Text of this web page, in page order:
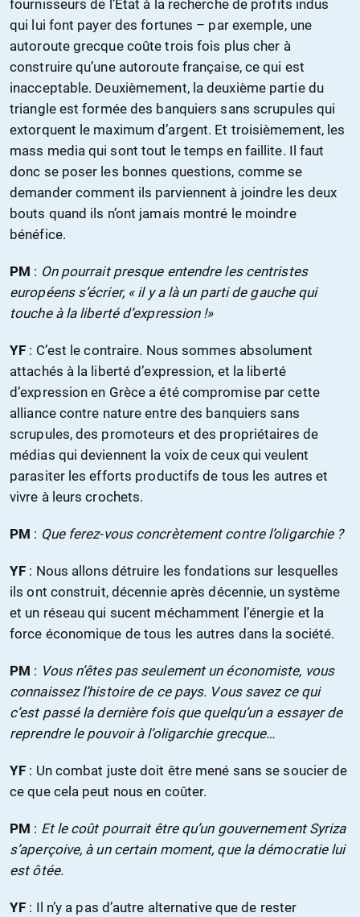
fournisseurs de l’Etat à la recherche de profits indus
qui lui font payer des fortunes – par exemple, une
autoroute grecque coûte trois fois plus cher à
construire qu’une autoroute française, ce qui est
inacceptable. Deuxièmement, la deuxième partie du
triangle est formée des banquiers sans scrupules qui
extorquent le maximum d’argent. Et troisièmement, les
mass media qui sont tout le temps en faillite. Il faut
donc se poser les bonnes questions, comme se
demander comment ils parviennent à joindre les deux
bouts quand ils n’ont jamais montré le moindre
bénéfice.
PM : On pourrait presque entendre les centristes
européens s’écrier, « il y a là un parti de gauche qui
touche à la liberté d’expression !»
YF : C’est le contraire. Nous sommes absolument
attachés à la liberté d’expression, et la liberté
d’expression en Grèce a été compromise par cette
alliance contre nature entre des banquiers sans
scrupules, des promoteurs et des propriétaires de
médias qui deviennent la voix de ceux qui veulent
parasiter les efforts productifs de tous les autres et
vivre à leurs crochets.
PM : Que ferez-vous concrètement contre l’oligarchie ?
YF : Nous allons détruire les fondations sur lesquelles
ils ont construit, décennie après décennie, un système
et un réseau qui sucent méchamment l’énergie et la
force économique de tous les autres dans la société.
PM : Vous n’êtes pas seulement un économiste, vous
connaissez l’histoire de ce pays. Vous savez ce qui
c’est passé la dernière fois que quelqu’un a essayer de
reprendre le pouvoir à l’oligarchie grecque…
YF : Un combat juste doit être mené sans se soucier de
ce que cela peut nous en coûter.
PM : Et le coût pourrait être qu’un gouvernement Syriza
s’aperçoive, à un certain moment, que la démocratie lui
est ôtée.
YF : Il n’y a pas d’autre alternative que de rester